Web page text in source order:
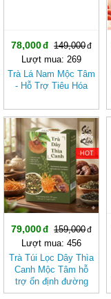
78,000
149,000
Lượt mua: 269
Trà Lá Nam Mộc Tâm
- Hỗ Trợ Tiêu Hóa
-50%
HOT
79,000
159,000
Lượt mua: 456
Trà Túi Lọc Dây Thìa
Canh Mộc Tâm hỗ
trợ ổn định đường
huyết